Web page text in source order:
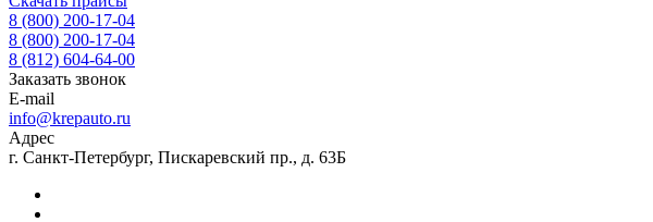
8 (800) 200-17-04
8 (800) 200-17-04
8 (812) 604-64-00
Заказать звонок
E-mail
info@krepauto.ru
Адрес
г. Санкт-Петербург, Пискаревский пр., д. 63Б